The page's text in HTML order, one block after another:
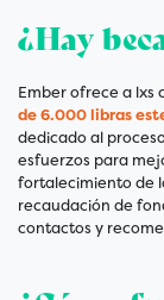
¿Hay
Ember ofrece a lxs
de 6.000 libras
dedicado al
esfuerzos para
fortalecimiento de
recaudación de
contactos y